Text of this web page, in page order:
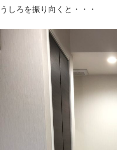
うしろを振り向くと・・・